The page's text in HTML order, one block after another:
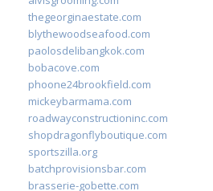
thegeorginaestate.com
blythewoodseafood.com
paolosdelibangkok.com
bobacove.com
phoone24brookfield.com
mickeybarmama.com
roadwayconstructioninc.com
shopdragonflyboutique.com
sportszilla.org
batchprovisionsbar.com
brasserie-gobette.com